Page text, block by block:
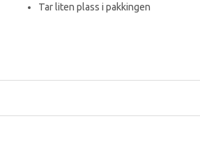
Tar liten plass i pakkingen